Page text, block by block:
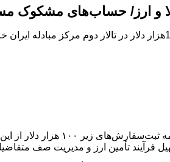
و ارز/ حساب‌های مشکوک
سخنگوی بانک مرکزی از آغاز تخصیص ارز به ثبت‌سفارش‌های زیر
به گزارش پایگاه خبری
فرآیند تأمین ارز و مدیریت صف